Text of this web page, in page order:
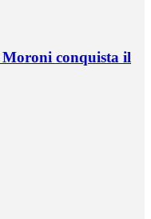
conquista il